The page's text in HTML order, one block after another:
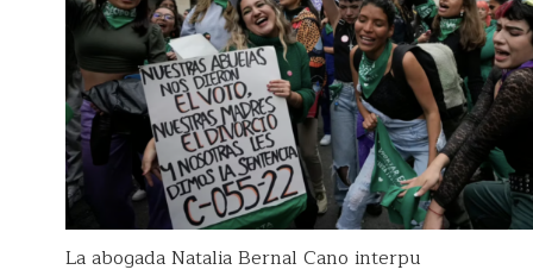
La abogada Natalia Bernal Cano interpu